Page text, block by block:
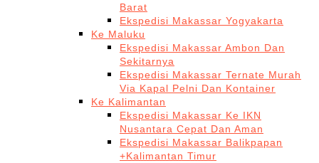
Barat
Ekspedisi Makassar Yogyakarta
Ke Maluku
Ekspedisi Makassar Ambon Dan
Sekitarnya
Ekspedisi Makassar Ternate Murah
Via Kapal Pelni Dan Kontainer
Ke Kalimantan
Ekspedisi Makassar Ke IKN
Nusantara Cepat Dan Aman
Ekspedisi Makassar Balikpapan
+Kalimantan Timur